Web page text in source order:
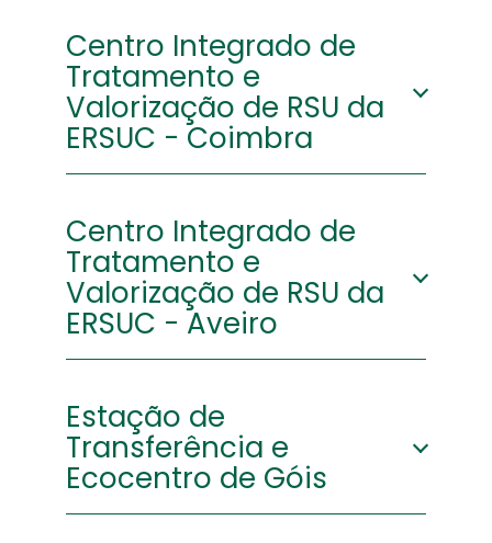
Centro Integrado de
Tratamento e
Valorização de RSU da
ERSUC - Coimbra
Integrado de
Tratamento e
Valorização
de RSU da
ERSUC - Vil de
Matos, 3025-
Latitude:
40º16'57.252"N
Longitude:
8º28'27.912"W
Centro Integrado de
Tratamento e
Valorização de RSU da
ERSUC - Aveiro
Carrajão -
Eirol 3800-703
Eirol
Estação de
Transferência e
Ecocentro de Góis